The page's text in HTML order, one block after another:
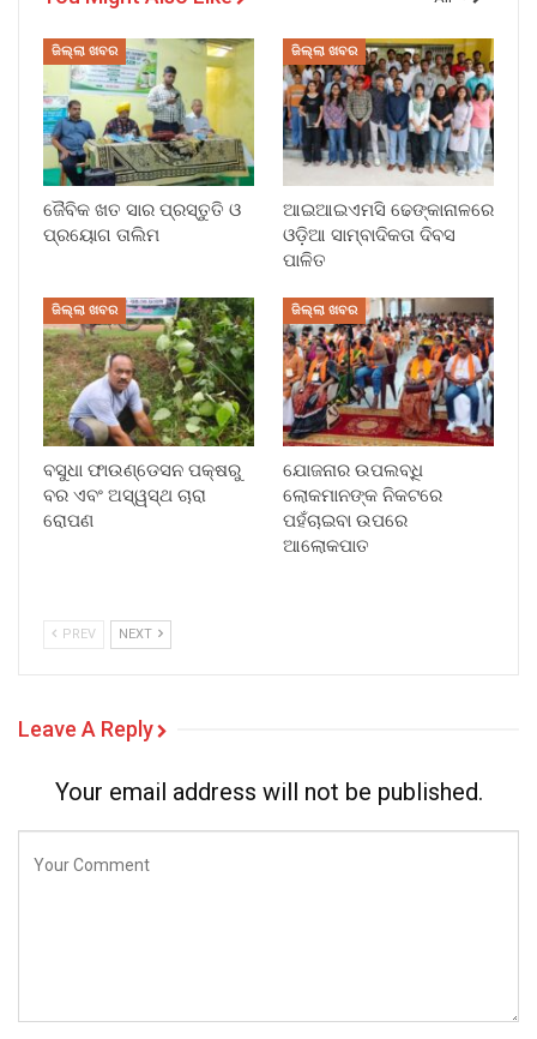
ଜିଲ୍ଲା ଖବର
ଜୈବିକ ଖତ ସାର ପ୍ରସ୍ତୁତି ଓ
ପ୍ରୟୋଗ ତାଲିମ
ଜିଲ୍ଲା ଖବର
ଆଇଆଇଏମସି ଢେଙ୍କାନାଳରେ
ଓଡ଼ିଆ ସାମ୍ବାଦିକତା ଦିବସ
ପାଳିତ
ଜିଲ୍ଲା ଖବର
ବସୁଧା ଫାଉଣ୍ଡେସନ ପକ୍ଷରୁ
ବର ଏବଂ ଅସ୍ୱସ୍ଥ ଚାରା
ରୋପଣ
ଜିଲ୍ଲା ଖବର
ଯୋଜନାର ଉପଲବ୍ଧି
ଲୋକମାନଙ୍କ ନିକଟରେ
ପହଁଚାଇବା ଉପରେ
ଆଲୋକପାତ
PREV NEXT
Leave A Reply
Your email address will not be published.